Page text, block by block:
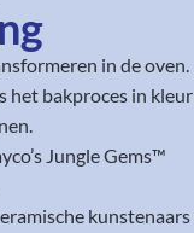
in de oven.
het bakproces in kleur
Jungle Gems™
kunstenaars